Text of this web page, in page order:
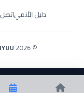
دليل الأنمياتصل
© 2026